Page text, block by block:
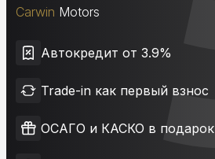
Carwin Motors
Автокредит от 3.9%
Trade-in как первый взнос
ОСАГО и КАСКО в подарок